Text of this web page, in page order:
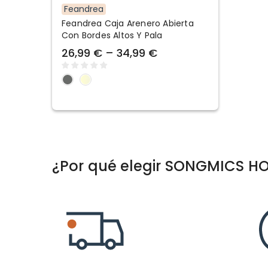
Feandrea
Feandrea Caja Arenero Abierta
Con Bordes Altos Y Pala
26,99 € – 34,99 €
¿Por qué elegir SONGMICS